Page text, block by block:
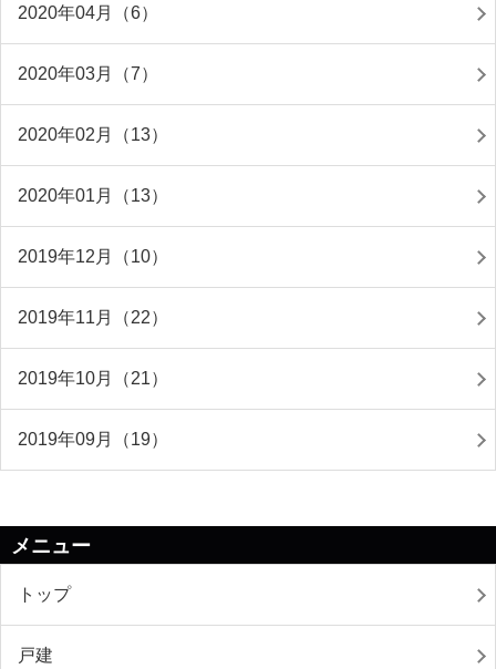
2020年04月（6）
2020年03月（7）
2020年02月（13）
2020年01月（13）
2019年12月（10）
2019年11月（22）
2019年10月（21）
2019年09月（19）
メニュー
トップ
戸建